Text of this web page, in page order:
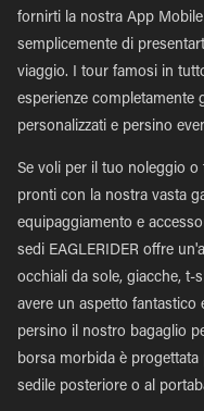
fornirti la nostra App
semplicemente di
viaggio. I tour famosi in
esperienze completamente
personalizzati e persino
Se voli per il tuo noleggio
pronti con la nostra vasta
equipaggiamento e
sedi EAGLERIDER offre
occhiali da sole, giacche, t-
avere un aspetto fantastico
persino il nostro bagaglio
borsa morbida è progettata
sedile posteriore o al